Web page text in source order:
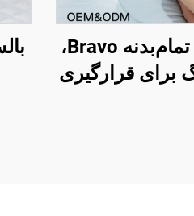
بالش نرم تمام‌بدنه Bravo،
برای قرارگیری